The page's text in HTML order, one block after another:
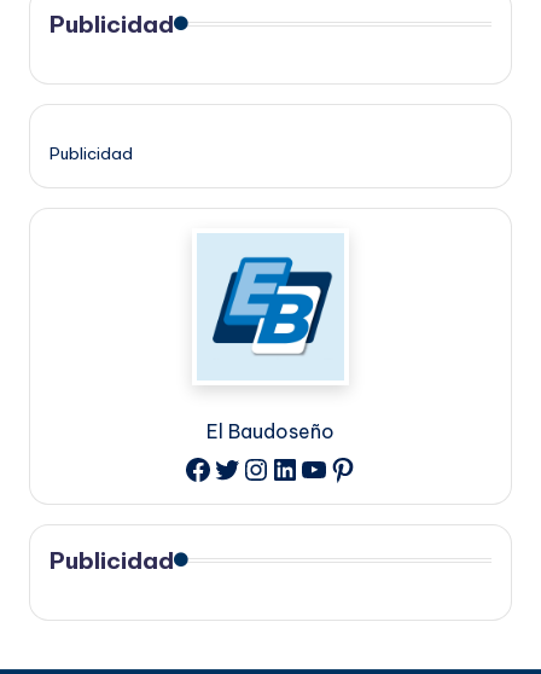
Publicidad
Publicidad
El Baudoseño
Facebook
Twitter
Instagram
LinkedIn
YouTube
Pinterest
Publicidad